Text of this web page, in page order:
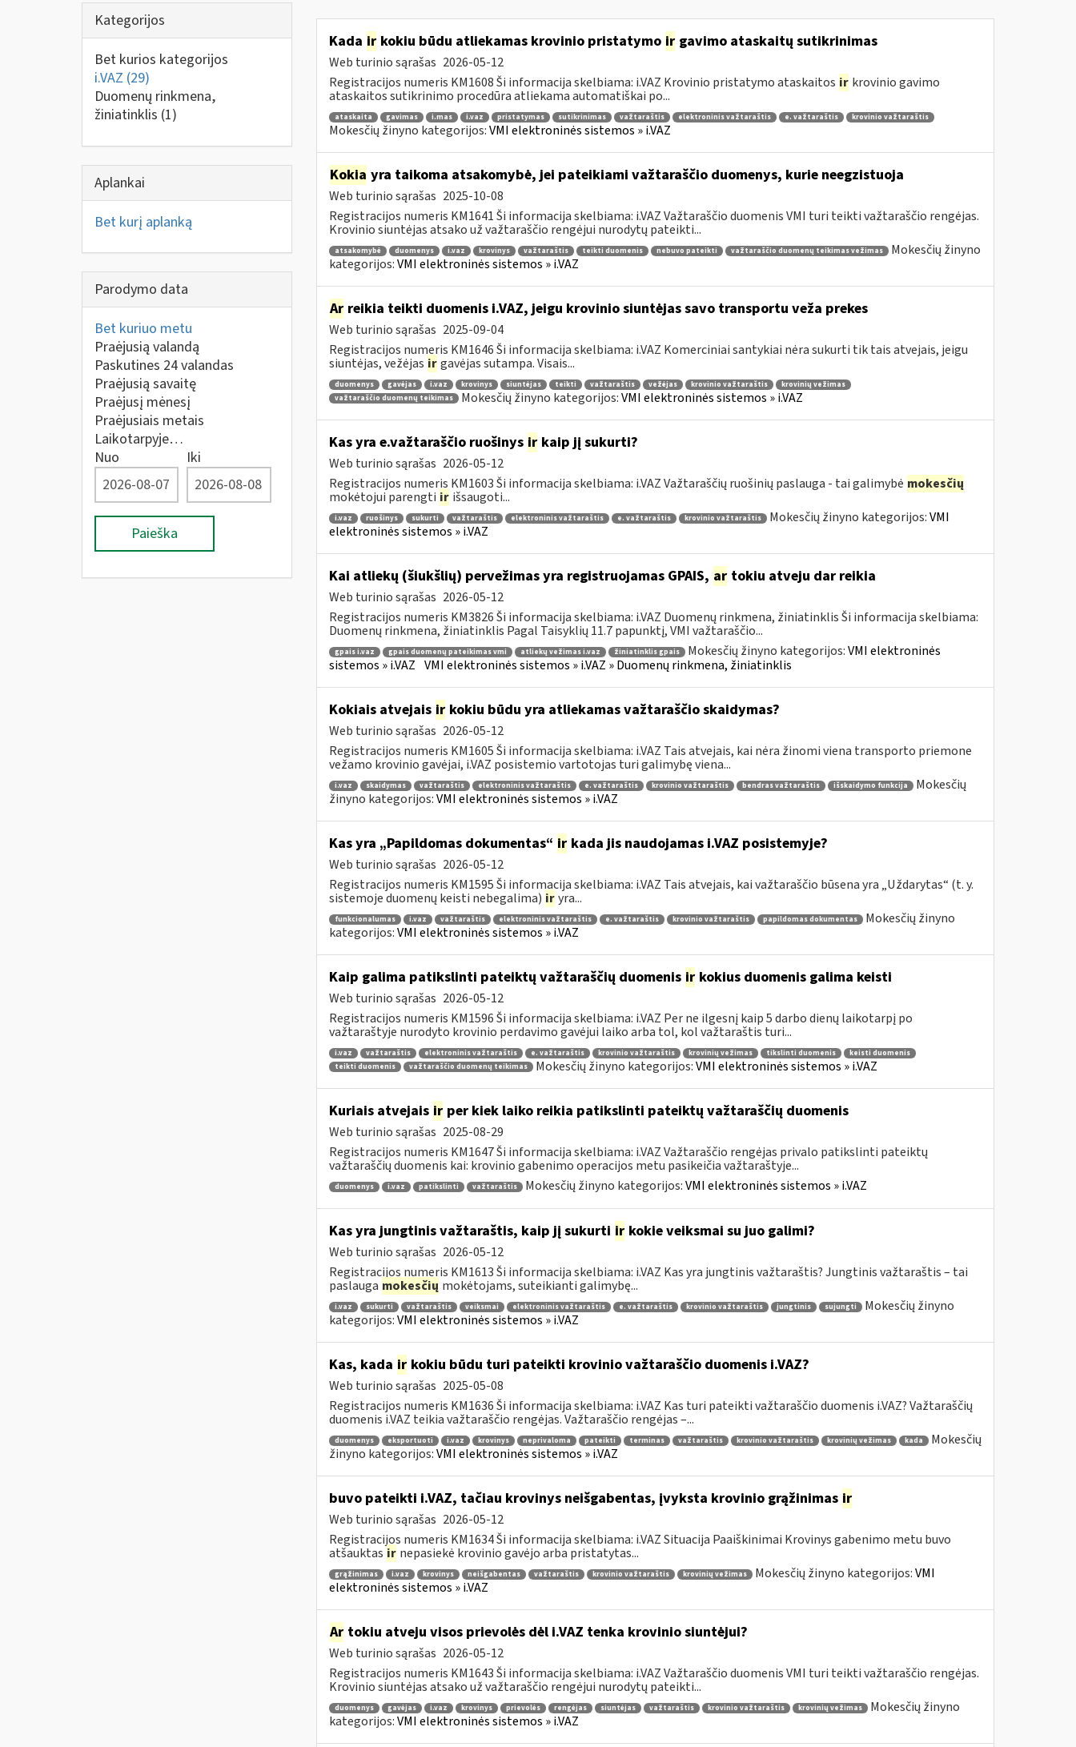
Kategorijos
Bet kurios kategorijos
i.VAZ (29)
Duomenų rinkmena,
žiniatinklis (1)
Aplankai
Bet kurį aplanką
Parodymo data
Bet kuriuo metu
Praėjusią valandą
Paskutines 24 valandas
Praėjusią savaitę
Praėjusį mėnesį
Praėjusiais metais
Laikotarpyje…
Nuo
Iki
Paieška
Kada irkokiu būdu atliekamas krovinio pristatymo irgavimo ataskaitų sutikrinimas
Web turinio sąrašas 2026-05-12
Registracijos numeris KM1608 Ši informacija skelbiama: i.VAZ Krovinio pristatymo ataskaitos ir krovinio gavimo
ataskaitos sutikrinimo procedūra atliekama automatiškai po...
ataskaita gavimas i.mas i.vaz pristatymas sutikrinimas važtaraštis elektroninis važtaraštis e. važtaraštis krovinio važtaraštis
Mokesčių žinyno kategorijos:VMI elektroninės sistemos » i.VAZ
Kokia yra taikoma atsakomybė, jei pateikiami važtaraščio duomenys, kurie neegzistuoja
Web turinio sąrašas 2025-10-08
Registracijos numeris KM1641 Ši informacija skelbiama: i.VAZ Važtaraščio duomenis VMI turi teikti važtaraščio rengėjas.
Krovinio siuntėjas atsako už važtaraščio rengėjui nurodytų pateikti...
atsakomybė duomenys i.vaz krovinys važtaraštis teikti duomenis nebuvo pateikti važtaraščio duomenų teikimas vežimas
Mokesčių žinyno
kategorijos:VMI elektroninės sistemos » i.VAZ
Arreikia teikti duomenis i.VAZ, jeigu krovinio siuntėjas savo transportu veža prekes
Web turinio sąrašas 2025-09-04
Registracijos numeris KM1646 Ši informacija skelbiama: i.VAZ Komerciniai santykiai nėra sukurti tik tais atvejais, jeigu
siuntėjas, vežėjas ir gavėjas sutampa. Visais...
duomenys gavėjas i.vaz krovinys siuntėjas teikti važtaraštis vežėjas krovinio važtaraštis
krovinių vežimas
važtaraščio duomenų teikimas
Mokesčių žinyno kategorijos:VMI elektroninės sistemos » i.VAZ
Kas yra e.važtaraščio ruošinys irkaip jį sukurti?
Web turinio sąrašas 2026-05-12
Registracijos numeris KM1603 Ši informacija skelbiama: i.VAZ Važtaraščių ruošinių paslauga - tai galimybė mokesčių
mokėtojui parengti ir išsaugoti...
i.vaz ruošinys sukurti važtaraštis elektroninis važtaraštis e. važtaraštis krovinio važtaraštis Mokesčių žinyno kategorijos:VMI
elektroninės sistemos » i.VAZ
Kai atliekų (šiukšlių) pervežimas yra registruojamas GPAIS, artokiu atveju dar reikia
Web turinio sąrašas 2026-05-12
Registracijos numeris KM3826 Ši informacija skelbiama: i.VAZ Duomenų rinkmena, žiniatinklis Ši informacija skelbiama:
Duomenų rinkmena, žiniatinklis Pagal Taisyklių 11.7 papunktį, VMI važtaraščio...
gpais i.vaz gpais duomenų pateikimas vmi atliekų vežimas i.vaz žiniatinklis gpais Mokesčių žinyno kategorijos:VMI elektroninės
sistemos » i.VAZ VMI elektroninės sistemos » i.VAZ » Duomenų rinkmena, žiniatinklis
Kokiais atvejais irkokiu būdu yra atliekamas važtaraščio skaidymas?
Web turinio sąrašas 2026-05-12
Registracijos numeris KM1605 Ši informacija skelbiama: i.VAZ Tais atvejais, kai nėra žinomi viena transporto priemone
vežamo krovinio gavėjai, i.VAZ posistemio vartotojas turi galimybę viena...
i.vaz skaidymas važtaraštis elektroninis važtaraštis e. važtaraštis krovinio važtaraštis bendras važtaraštis išskaidymo funkcija
Mokesčių
žinyno kategorijos:VMI elektroninės sistemos » i.VAZ
Kas yra „Papildomas dokumentas“ irkada jis naudojamas i.VAZ posistemyje?
Web turinio sąrašas 2026-05-12
Registracijos numeris KM1595 Ši informacija skelbiama: i.VAZ Tais atvejais, kai važtaraščio būsena yra „Uždarytas“ (t. y.
sistemoje duomenų keisti nebegalima) ir yra...
funkcionalumas i.vaz važtaraštis elektroninis važtaraštis e. važtaraštis krovinio važtaraštis papildomas dokumentas
Mokesčių žinyno
kategorijos:VMI elektroninės sistemos » i.VAZ
Kaip galima patikslinti pateiktų važtaraščių duomenis irkokius duomenis galima keisti
Web turinio sąrašas 2026-05-12
Registracijos numeris KM1596 Ši informacija skelbiama: i.VAZ Per ne ilgesnį kaip 5 darbo dienų laikotarpį po
važtaraštyje nurodyto krovinio perdavimo gavėjui laiko arba tol, kol važtaraštis turi...
i.vaz važtaraštis elektroninis važtaraštis e. važtaraštis krovinio važtaraštis krovinių vežimas tikslinti duomenis
keisti duomenis
teikti duomenis
važtaraščio duomenų teikimas Mokesčių žinyno kategorijos:VMI elektroninės sistemos » i.VAZ
Kuriais atvejais irper kiek laiko reikia patikslinti pateiktų važtaraščių duomenis
Web turinio sąrašas 2025-08-29
Registracijos numeris KM1647 Ši informacija skelbiama: i.VAZ Važtaraščio rengėjas privalo patikslinti pateiktų
važtaraščių duomenis kai: krovinio gabenimo operacijos metu pasikeičia važtaraštyje...
duomenys i.vaz patikslinti važtaraštis Mokesčių žinyno kategorijos:VMI elektroninės sistemos » i.VAZ
Kas yra jungtinis važtaraštis, kaip jį sukurti irkokie veiksmai su juo galimi?
Web turinio sąrašas 2026-05-12
Registracijos numeris KM1613 Ši informacija skelbiama: i.VAZ Kas yra jungtinis važtaraštis? Jungtinis važtaraštis – tai
paslauga mokesčių mokėtojams, suteikianti galimybę...
i.vaz sukurti važtaraštis veiksmai elektroninis važtaraštis e. važtaraštis krovinio važtaraštis jungtinis sujungti
Mokesčių žinyno
kategorijos:VMI elektroninės sistemos » i.VAZ
Kas, kada irkokiu būdu turi pateikti krovinio važtaraščio duomenis i.VAZ?
Web turinio sąrašas 2025-05-08
Registracijos numeris KM1636 Ši informacija skelbiama: i.VAZ Kas turi pateikti važtaraščio duomenis i.VAZ? Važtaraščių
duomenis i.VAZ teikia važtaraščio rengėjas. Važtaraščio rengėjas –...
duomenys eksportuoti i.vaz krovinys neprivaloma pateikti terminas važtaraštis krovinio važtaraštis krovinių vežimas kada
Mokesčių
žinyno kategorijos:VMI elektroninės sistemos » i.VAZ
buvo pateikti i.VAZ, tačiau krovinys neišgabentas, įvyksta krovinio grąžinimas ir
Web turinio sąrašas 2026-05-12
Registracijos numeris KM1634 Ši informacija skelbiama: i.VAZ Situacija Paaiškinimai Krovinys gabenimo metu buvo
atšauktas ir nepasiekė krovinio gavėjo arba pristatytas...
grąžinimas i.vaz krovinys neišgabentas važtaraštis krovinio važtaraštis krovinių vežimas Mokesčių žinyno kategorijos:VMI
elektroninės sistemos » i.VAZ
Artokiu atveju visos prievolės dėl i.VAZ tenka krovinio siuntėjui?
Web turinio sąrašas 2026-05-12
Registracijos numeris KM1643 Ši informacija skelbiama: i.VAZ Važtaraščio duomenis VMI turi teikti važtaraščio rengėjas.
Krovinio siuntėjas atsako už važtaraščio rengėjui nurodytų pateikti...
duomenys gavėjas i.vaz krovinys prievolės rengėjas siuntėjas važtaraštis krovinio važtaraštis krovinių vežimas
Mokesčių žinyno
kategorijos:VMI elektroninės sistemos » i.VAZ